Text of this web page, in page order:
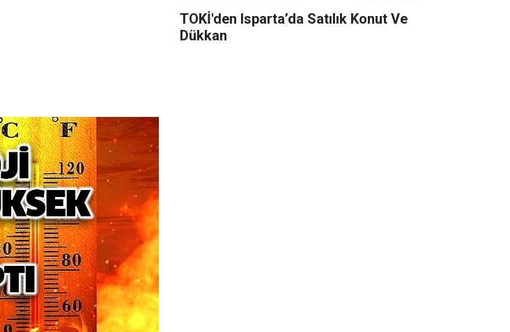
TOKİ'den Isparta’da Satılık Konut Ve
Dükkan